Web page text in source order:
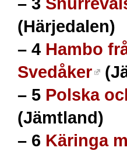
(Härjedalen)
– 4 Hambo
Svedåker
– 5 Polska
(Jämtland)
– 6 Käringa